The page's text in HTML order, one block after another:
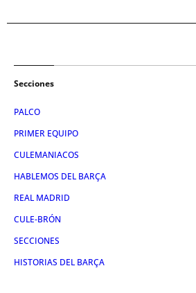
Secciones
PALCO
PRIMER EQUIPO
CULEMANIACOS
HABLEMOS DEL BARÇA
REAL MADRID
CULE-BRÓN
SECCIONES
HISTORIAS DEL BARÇA